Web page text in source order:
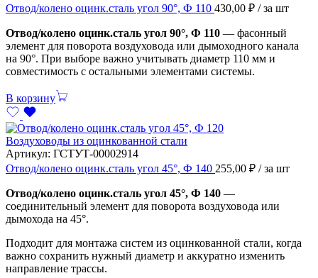
Отвод/колено оцинк.сталь угол 90°, Ф 110 430,00 ₽ / за шт
Отвод/колено оцинк.сталь угол 90°, Ф 110 — фасонный
элемент для поворота воздуховода или дымоходного канала
на 90°. При выборе важно учитывать диаметр 110 мм и
совместимость с остальными элементами системы.
В корзину
Воздуховоды из оцинкованной стали
Артикул: ГСТУТ-00002914
Отвод/колено оцинк.сталь угол 45°, Ф 140 255,00 ₽ / за шт
Отвод/колено оцинк.сталь угол 45°, Ф 140 —
соединительный элемент для поворота воздуховода или
дымохода на 45°.
Подходит для монтажа систем из оцинкованной стали, когда
важно сохранить нужный диаметр и аккуратно изменить
направление трассы.